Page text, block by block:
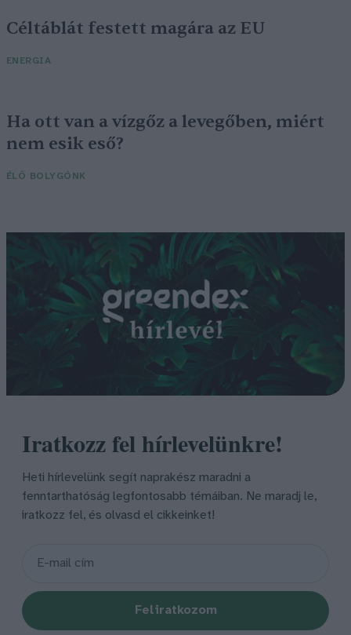
Céltáblát festett magára az EU
ENERGIA
Ha ott van a vízgőz a levegőben, miért
nem esik eső?
ÉLŐ BOLYGÓNK
Iratkozz fel hírlevelünkre!
Heti hírlevelünk segít naprakész maradni a
fenntarthatóság legfontosabb témáiban. Ne maradj le,
iratkozz fel, és olvasd el cikkeinket!
Feliratkozom